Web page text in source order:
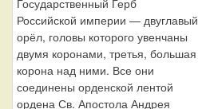
Российской империи — двуглавый
орёл, головы которого увенчаны
двумя коронами, третья, большая
корона над ними. Все они
соединены орденской лентой
ордена Св. Апостола Андрея